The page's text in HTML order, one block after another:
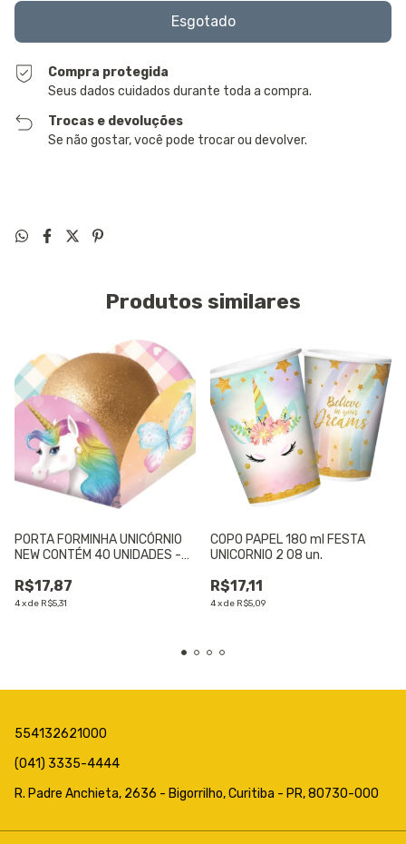
Compra protegida
Seus dados cuidados durante toda a compra.
Trocas e devoluções
Se não gostar, você pode trocar ou devolver.
Produtos similares
PORTA FORMINHA UNICÓRNIO
NEW CONTÉM 40 UNIDADES -
R$17,87
4xde R$5,31
COPO PAPEL 180 ml FESTA
UNICORNIO 2 08 un.
R$17,11
4xde R$5,09
554132621000
(041) 3335-4444
R. Padre Anchieta, 2636 - Bigorrilho, Curitiba - PR, 80730-000